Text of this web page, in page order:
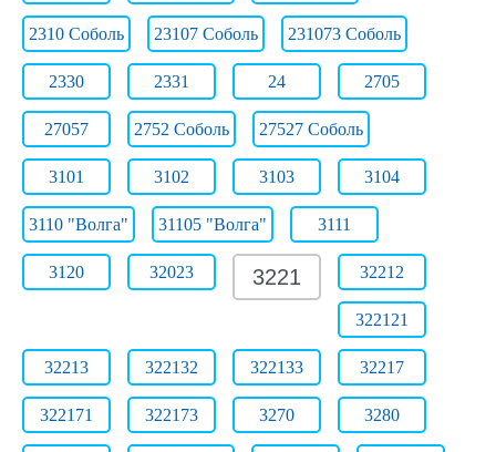
2310 Соболь 23107 Соболь 231073 Соболь
2330 2331 24 2705
27057 2752 Соболь 27527 Соболь
3101 3102 3103 3104
3110 "Волга" 31105 "Волга" 3111
3120 32023 3221 32212
322121
32213 322132 322133 32217
322171 322173 3270 3280